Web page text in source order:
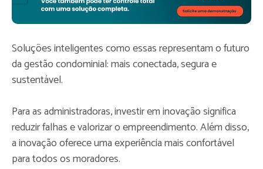
Soluções inteligentes como essas representam o futuro
da gestão condominial: mais conectada, segura e
sustentável.
Para as administradoras, investir em inovação significa
reduzir falhas e valorizar o empreendimento. Além disso,
a inovação oferece uma experiência mais confortável
para todos os moradores.